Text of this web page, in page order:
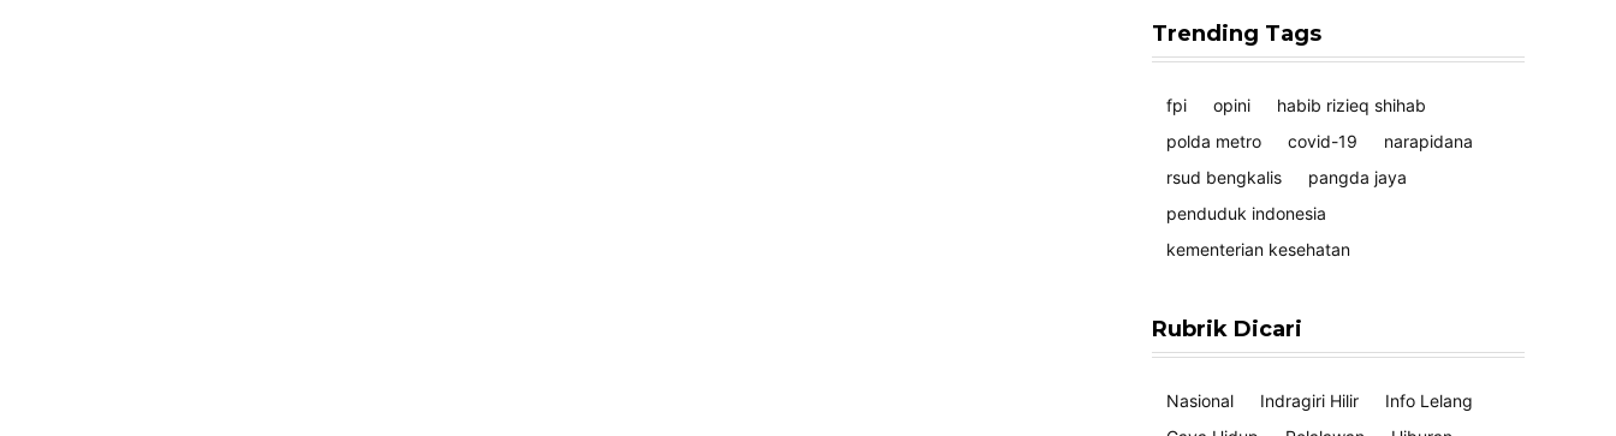
Trending Tags
fpi opini
habib rizieq shihab
polda metro
covid-19
narapidana
rsud bengkalis
pangda jaya
penduduk indonesia
kementerian kesehatan
Rubrik Dicari
Nasional Indragiri Hilir
Info Lelang